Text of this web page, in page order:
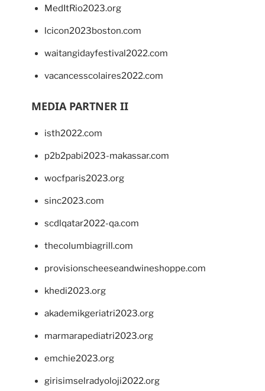
MedItRio2023.org
lcicon2023boston.com
waitangidayfestival2022.com
vacancesscolaires2022.com
MEDIA PARTNER II
isth2022.com
p2b2pabi2023-makassar.com
wocfparis2023.org
sinc2023.com
scdlqatar2022-qa.com
thecolumbiagrill.com
provisionscheeseandwineshoppe.com
khedi2023.org
akademikgeriatri2023.org
marmarapediatri2023.org
emchie2023.org
girisimselradyoloji2022.org